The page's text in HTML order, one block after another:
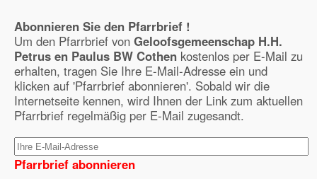
Abonnieren Sie den Pfarrbrief !
Um den Pfarrbrief von Geloofsgemeenschap H.H.
Petrus en Paulus BW Cothen kostenlos per E-Mail zu
erhalten, tragen Sie Ihre E-Mail-Adresse ein und
klicken auf 'Pfarrbrief abonnieren'. Sobald wir die
Internetseite kennen, wird Ihnen der Link zum aktuellen
Pfarrbrief regelmäßig per E-Mail zugesandt.
Pfarrbrief abonnieren